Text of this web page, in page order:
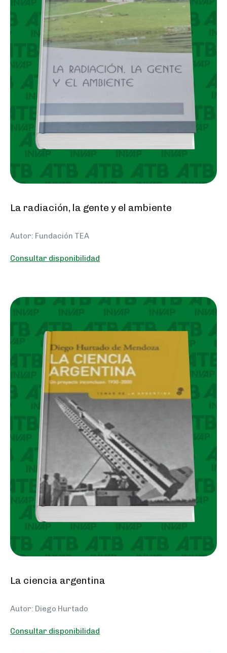
La radiación, la gente y el ambiente
Autor: Fundación TEA
Consultar disponibilidad
La ciencia argentina
Autor: Diego Hurtado
Consultar disponibilidad